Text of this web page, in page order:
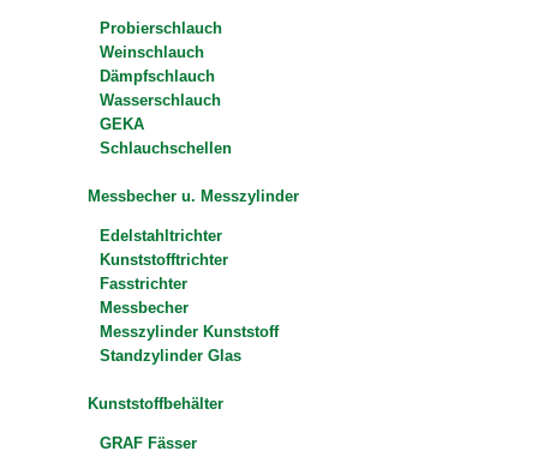
Probierschlauch
Weinschlauch
Dämpfschlauch
Wasserschlauch
GEKA
Schlauchschellen
Messbecher u. Messzylinder
Edelstahltrichter
Kunststofftrichter
Fasstrichter
Messbecher
Messzylinder Kunststoff
Standzylinder Glas
Kunststoffbehälter
GRAF Fässer